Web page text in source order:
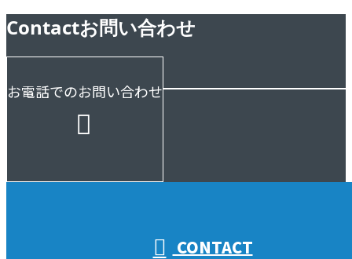
Contactお問い合わせ
お電話でのお問い合わせ
CONTACT